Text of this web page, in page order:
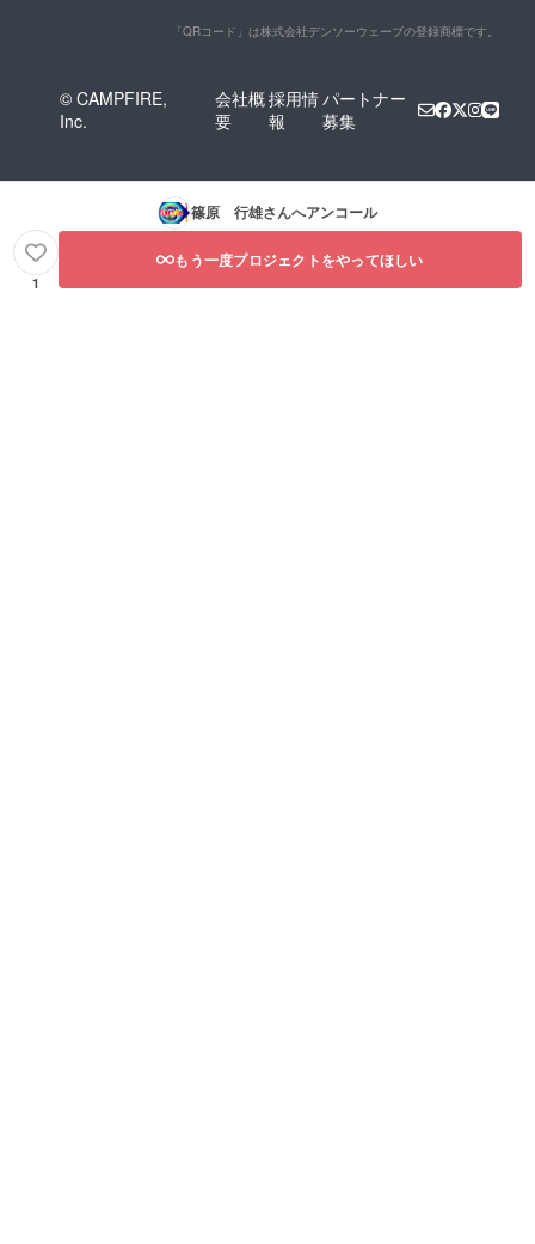
「QRコード」は株式会社デンソーウェーブの登録商標です。
© CAMPFIRE,
Inc.
会社概
要
採用情
報
パートナー
募集
篠原 行雄さんへアンコール
1
もう一度プロジェクトをやってほしい